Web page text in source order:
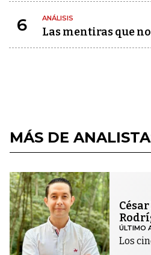
6 ANÁLISIS
Las mentiras que
MÁS DE
ÚLTIMO
Los